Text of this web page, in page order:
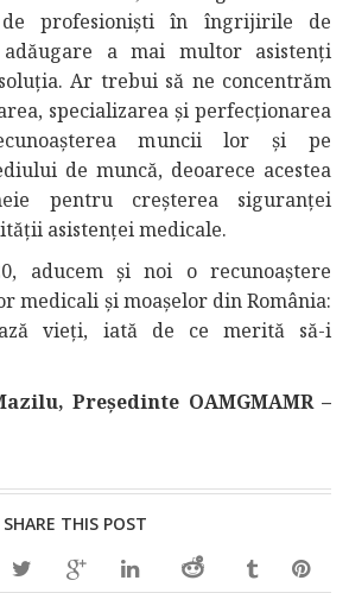
profesioniști în îngrijirile de
adăugare a mai multor asistenți
Ar trebui să ne concentrăm
specializarea și perfecționarea
muncii lor și pe
de muncă, deoarece acestea
pentru creșterea siguranței
asistenței medicale.
aducem și noi o recunoaștere
medicali și moașelor din România:
vieți, iată de ce merită să-i
Președinte OAMGMAMR –
SHARE THIS POST
